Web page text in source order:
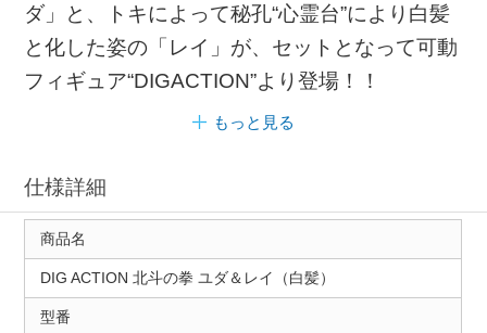
ダ」と、トキによって秘孔“心霊台”により白髪
と化した姿の「レイ」が、セットとなって可動
フィギュア“DIGACTION”より登場！！
もっと見る
仕様詳細
商品名
DIG ACTION 北斗の拳 ユダ＆レイ（白髪）
型番